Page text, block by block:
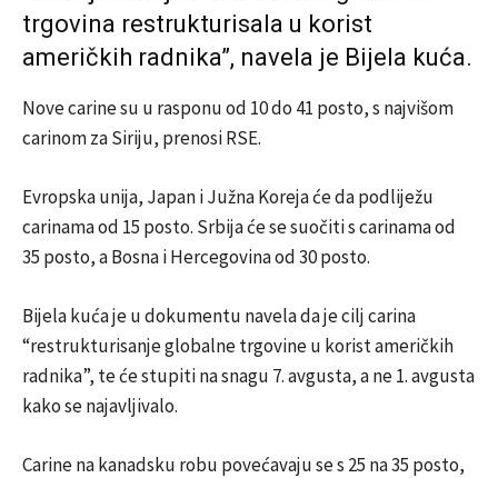
trgovina restrukturisala u korist
američkih radnika”, navela je Bijela kuća.
Nove carine su u rasponu od 10 do 41 posto, s najvišom
carinom za Siriju, prenosi RSE.
Evropska unija, Japan i Južna Koreja će da podliježu
carinama od 15 posto. Srbija će se suočiti s carinama od
35 posto, a Bosna i Hercegovina od 30 posto.
Bijela kuća je u dokumentu navela da je cilj carina
“restrukturisanje globalne trgovine u korist američkih
radnika”, te će stupiti na snagu 7. avgusta, a ne 1. avgusta
kako se najavljivalo.
Carine na kanadsku robu povećavaju se s 25 na 35 posto,